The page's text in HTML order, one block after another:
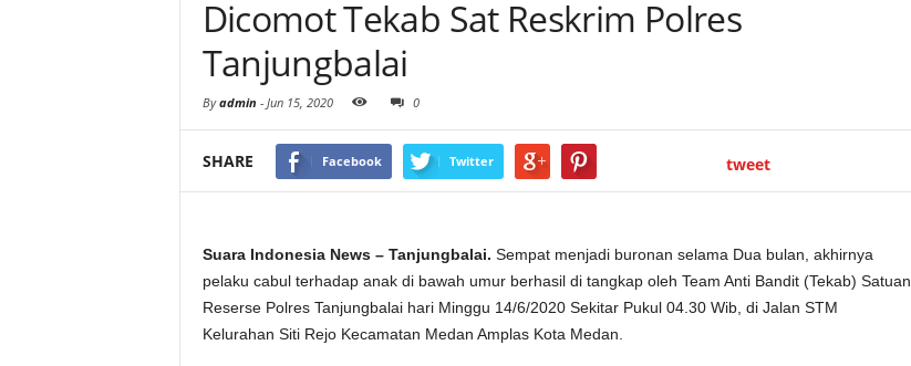
Dicomot Tekab Sat Reskrim Polres
Tanjungbalai
Byadmin - Jun 15, 2020 0
SHARE Facebook Twitter tweet
Suara Indonesia News – Tanjungbalai. Sempat menjadi buronan selama Dua bulan, akhirnya
pelaku cabul terhadap anak di bawah umur berhasil di tangkap oleh Team Anti Bandit (Tekab) Satuan
Reserse Polres Tanjungbalai hari Minggu 14/6/2020 Sekitar Pukul 04.30 Wib, di Jalan STM
Kelurahan Siti Rejo Kecamatan Medan Amplas Kota Medan.